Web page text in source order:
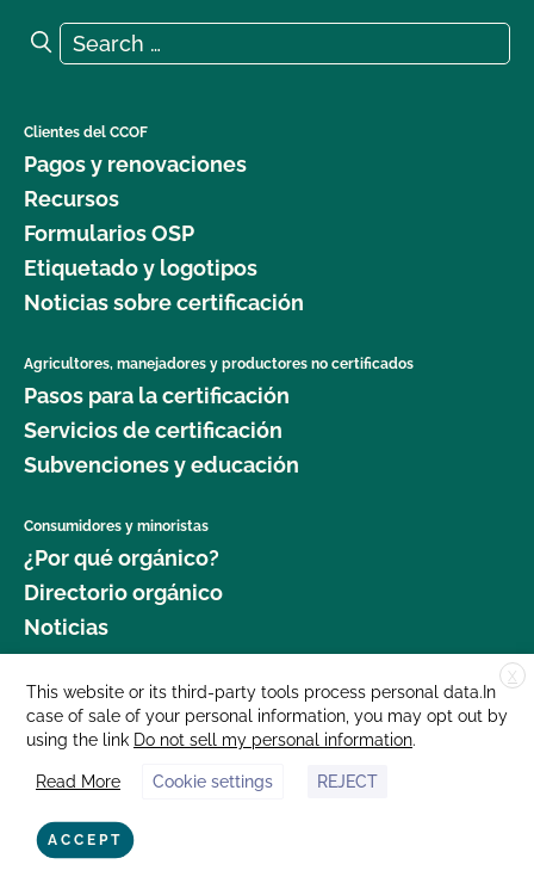
Search for:
Search
Clientes del CCOF
Pagos y renovaciones
Recursos
Formularios OSP
Etiquetado y logotipos
Noticias sobre certificación
Agricultores, manejadores y productores no certificados
Pasos para la certificación
Servicios de certificación
Subvenciones y educación
Consumidores y minoristas
¿Por qué orgánico?
Directorio orgánico
Noticias
Donar
Carreras profesionales
Sala de prensa
Contáctenos
877 Cedar Street, Suite 248, Santa Cruz, CA 95060 © 2025 CCOF.org
X
This website or its third-party tools process personal data.In
case of sale of your personal information, you may opt out by
using the link Do not sell my personal information.
Read More Cookie settings REJECT
ACCEPT